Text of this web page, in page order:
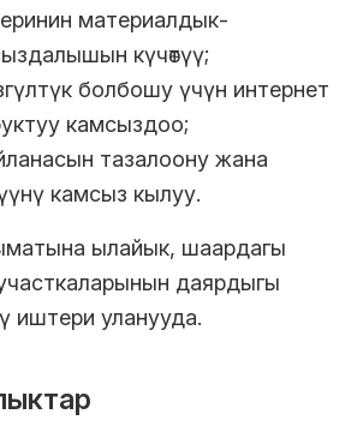
материалдык-
күчөтүү;
болбошу үчүн интернет
камсыздоо;
тазалоону жана
камсыз кылуу.
ылайык, шаардагы
даярдыгы
иштери уланууда.